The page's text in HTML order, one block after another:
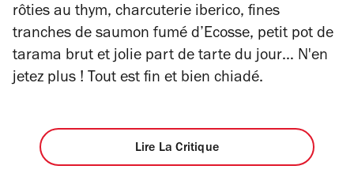
rôties au thym, charcuterie iberico, fines
tranches de saumon fumé d’Ecosse, petit pot de
tarama brut et jolie part de tarte du jour… N'en
jetez plus ! Tout est fin et bien chiadé.
Lire La Critique